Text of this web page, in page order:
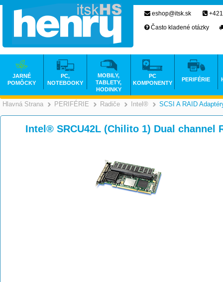
Hlavná Strana >
PERIFÉRIE >
Radiče >
Intel® >
SCSI A RAID
Intel® SRCU42L (Chilito 1) Dual channel
eshop@itsk.sk
Často kladené otázky
JARNÉ
POMÔCKY
PC,
NOTEBOOKY
MOBILY,
TABLETY,
HODINKY
PC
KOMPONENTY
PERIFÉRIE